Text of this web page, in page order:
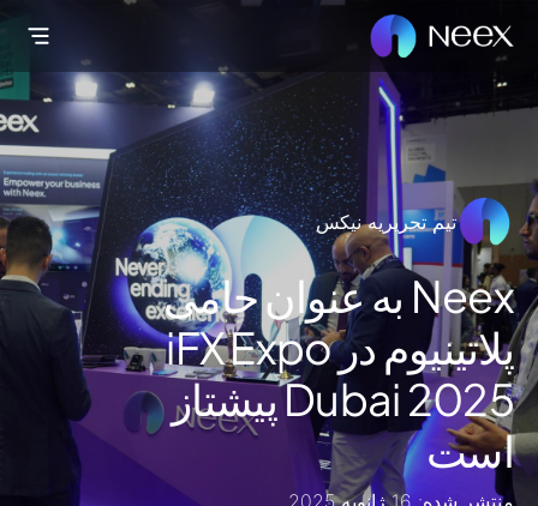
تیم تحریریه نیکس
Neex به عنوان حامی
پلاتینیوم در iFX Expo
Dubai 2025 پیشتاز
است
منتشر شده: 16 ژانویه 2025